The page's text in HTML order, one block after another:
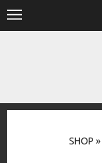
SHOP »